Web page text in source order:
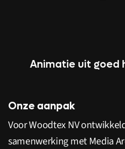
Animatie uit goed
Onze aanpak
Voor Woodtex NV
samenwerking met Media